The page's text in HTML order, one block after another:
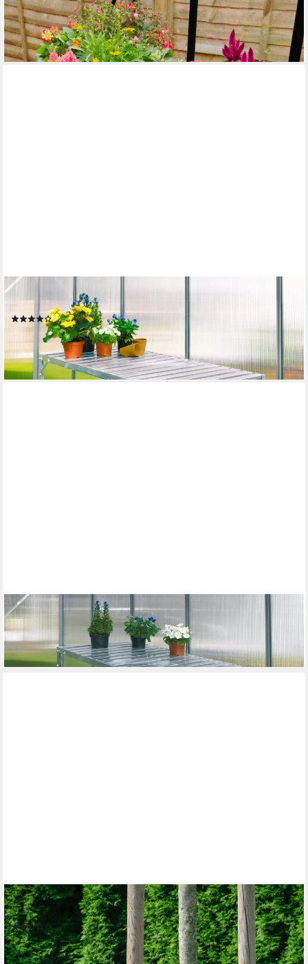
145,86 € UVP159,90 €
-9%
lieferbar - in 6-8 Werktagen bei dir
Pflanztisch, BxTxH: 121x54x76 cm
(1)
174,24 € UVP189,90 €
lieferbar - in 6-8 Werktagen bei dir
VITAVIA
Pflanztisch, BxTxH: 121x54x76 cm
126,82 €
lieferbar - in 6-8 Werktagen bei dir
DOBAR
Pflanztisch, BxTxH: 85x44x89 cm
(2)
95,49 €